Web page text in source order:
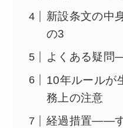
新設条文の
の3
よくある疑問
10年ルール
務上の注意
経過措置——